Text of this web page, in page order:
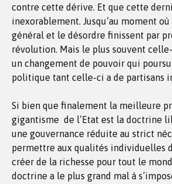
contre cette dérive. Et que cette
inexorablement. Jusqu’au moment
général et le désordre finissent par
révolution. Mais le plus souvent
un changement de pouvoir qui
politique tant celle-ci a de partisans
Si bien que finalement la meilleure
gigantisme de l’Etat est la doctrine
une gouvernance réduite au strict
permettre aux qualités individuelles
créer de la richesse pour tout le
doctrine a le plus grand mal à